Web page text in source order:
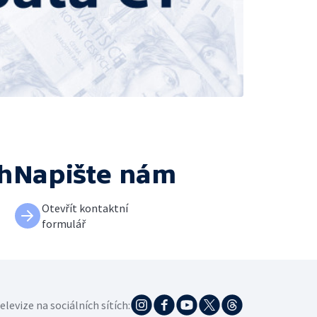
Napište nám
Otevřít kontaktní
formulář
na sociálních sítích: